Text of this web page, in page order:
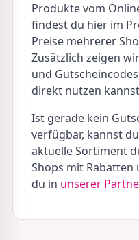
Produkte vom
findest du hier im
Preise mehrerer
Zusätzlich zeigen
und
direkt nutzen
Ist gerade kein
verfügbar, kannst
aktuelle Sortiment
Shops mit
du in unserer